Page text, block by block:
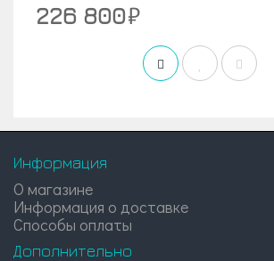
226 800
Информация
О магазине
Информация о доставке
Способы оплаты
Дополнительно